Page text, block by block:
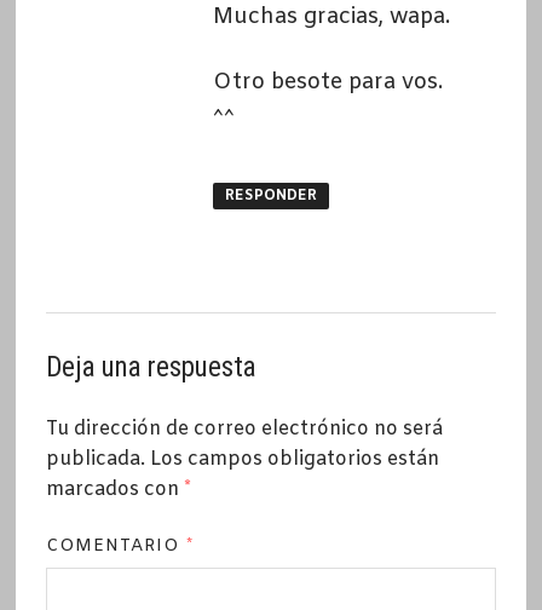
Muchas gracias, wapa.
Otro besote para vos.
^^
RESPONDER
Deja una respuesta
Tu dirección de correo electrónico no será
publicada. Los campos obligatorios están
marcados con *
COMENTARIO *